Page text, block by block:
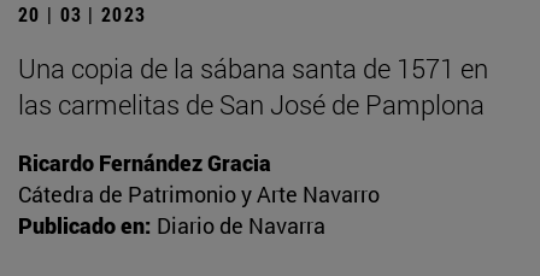
20 | 03 | 2023
Una copia de la sábana santa de 1571 en
las carmelitas de San José de Pamplona
Ricardo Fernández Gracia
Cátedra de Patrimonio y Arte Navarro
Publicado en: Diario de Navarra